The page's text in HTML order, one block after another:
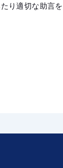
り適切な助言を